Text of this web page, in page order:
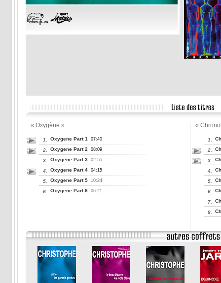
« Oxygène »
1. Oxygene Part 1 07:40
2. Oxygene Part 2 08:09
3. Oxygene Part 3 02:55
4. Oxygene Part 4 04:15
5. Oxygene Part 5 10:24
6. Oxygene Part 6 06:21
«
1.
2.
3.
4.
5.
6.
7.
8.